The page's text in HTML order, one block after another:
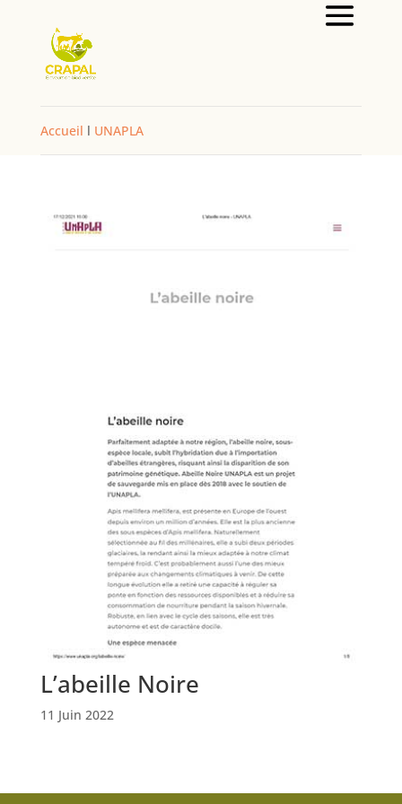
Accueil l UNAPLA
L’abeille Noire
11 Juin 2022